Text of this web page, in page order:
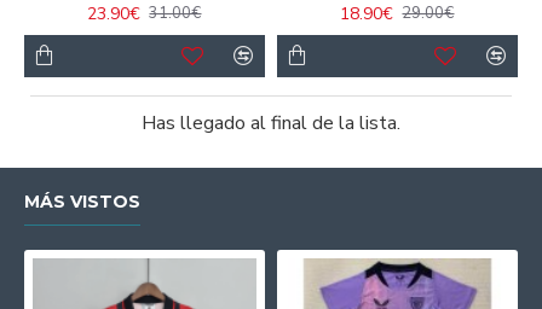
23.90€ 31.00€
18.90€ 29.00€
Has llegado al final de la lista.
MÁS VISTOS